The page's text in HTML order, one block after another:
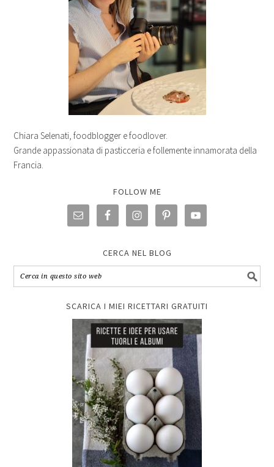
Chiara Selenati, foodblogger e foodlover.
Grande appassionata di pasticceria e follemente innamorata della
Francia.
FOLLOW ME
CERCA NEL BLOG
SCARICA I MIEI RICETTARI GRATUITI